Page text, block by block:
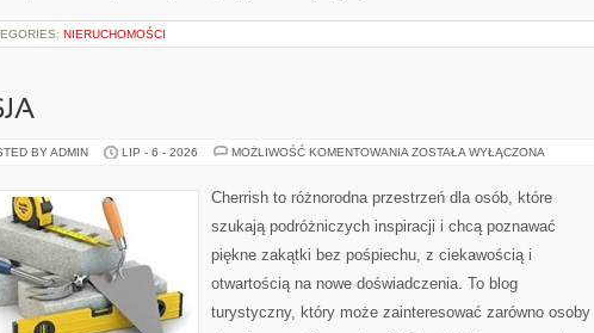
NIERUCHOMOŚCI
BY ADMIN LIP - 6 - 2026 MOŻLIWOŚĆ KOMENTOWANIA ROSJA
ZOSTAŁA WYŁĄCZONA
Cherrish to różnorodna przestrzeń dla osób, które
szukają podróżniczych inspiracji i chcą poznawać
piękne zakątki bez pośpiechu, z ciekawością i
otwartością na nowe doświadczenia. To blog
turystyczny, który może zainteresować zarówno osoby